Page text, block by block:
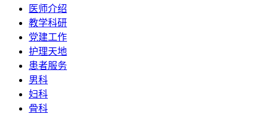
医师介绍
教学科研
党建工作
护理天地
患者服务
男科
妇科
骨科